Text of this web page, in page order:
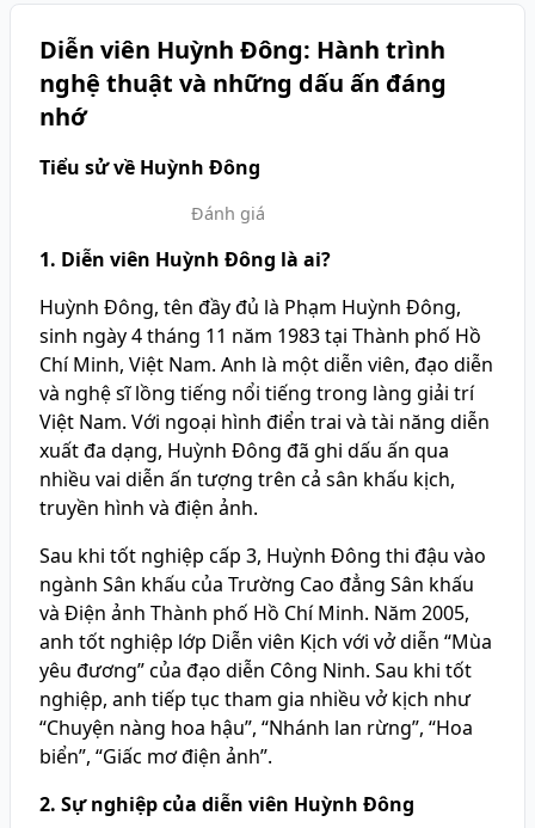
Diễn viên Huỳnh Đông: Hành trình
nghệ thuật và những dấu ấn đáng
nhớ
Tiểu sử về Huỳnh Đông
Đánh giá
1. Diễn viên Huỳnh Đông là ai?
Huỳnh Đông, tên đầy đủ là Phạm Huỳnh Đông,
sinh ngày 4 tháng 11 năm 1983 tại Thành phố Hồ
Chí Minh, Việt Nam. Anh là một diễn viên, đạo diễn
và nghệ sĩ lồng tiếng nổi tiếng trong làng giải trí
Việt Nam. Với ngoại hình điển trai và tài năng diễn
xuất đa dạng, Huỳnh Đông đã ghi dấu ấn qua
nhiều vai diễn ấn tượng trên cả sân khấu kịch,
truyền hình và điện ảnh.
Sau khi tốt nghiệp cấp 3, Huỳnh Đông thi đậu vào
ngành Sân khấu của Trường Cao đẳng Sân khấu
và Điện ảnh Thành phố Hồ Chí Minh. Năm 2005,
anh tốt nghiệp lớp Diễn viên Kịch với vở diễn “Mùa
yêu đương” của đạo diễn Công Ninh. Sau khi tốt
nghiệp, anh tiếp tục tham gia nhiều vở kịch như
“Chuyện nàng hoa hậu”, “Nhánh lan rừng”, “Hoa
biển”, “Giấc mơ điện ảnh”.
2. Sự nghiệp của diễn viên Huỳnh Đông